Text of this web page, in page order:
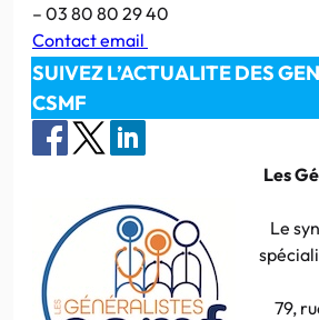
– 03 80 80 29 40
Contact email
SUIVEZ L’ACTUALITE DES
CSMF
Les
Le
79,